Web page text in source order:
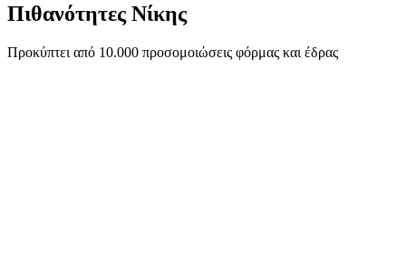
Πιθανότητες Νίκης
Προκύπτει από 10.000 προσομοιώσεις φόρμας και έδρας